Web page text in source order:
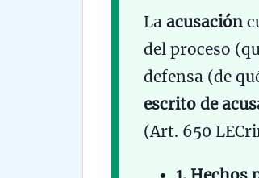
La acusación
del proceso
defensa (de
escrito de
(Art. 650